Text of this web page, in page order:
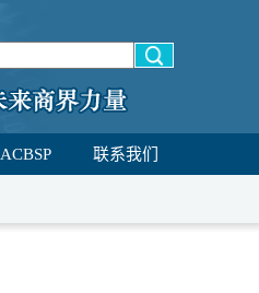
ACBSP 联系我们